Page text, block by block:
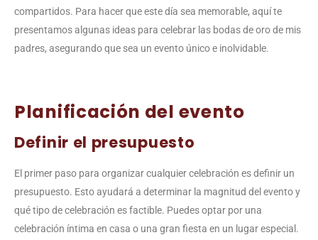
compartidos. Para hacer que este día sea memorable, aquí te
presentamos algunas ideas para celebrar las bodas de oro de mis
padres, asegurando que sea un evento único e inolvidable.
Planificación del evento
Definir el presupuesto
El primer paso para organizar cualquier celebración es definir un
presupuesto. Esto ayudará a determinar la magnitud del evento y
qué tipo de celebración es factible. Puedes optar por una
celebración íntima en casa o una gran fiesta en un lugar especial.